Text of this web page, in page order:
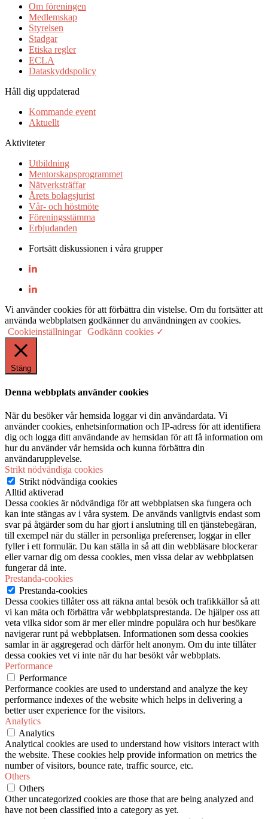
Om föreningen
Medlemskap
Styrelsen
Stadgar
Etiska regler
ECLA
Dataskyddspolicy
Håll dig uppdaterad
Kommande event
Aktuellt
Aktiviteter
Utbildning
Mentorskapsprogrammet
Nätverksträffar
Årets bolagsjurist
Vår- och höstmöte
Föreningsstämma
Erbjudanden
Fortsätt diskussionen i våra grupper
Vi använder cookies för att förbättra din vistelse. Om du fortsätter att
använda webbplatsen godkänner du användningen av cookies.
Cookieinställningar Godkänn cookies ✓
Stäng
Denna webbplats använder cookies
När du besöker vår hemsida loggar vi din användardata. Vi
använder cookies, enhetsinformation och IP-adress för att identifiera
dig och logga ditt användande av hemsidan för att få information om
hur du använder vår hemsida och kunna förbättra din
användarupplevelse.
Strikt nödvändiga cookies
Strikt nödvändiga cookies
Alltid aktiverad
Dessa cookies är nödvändiga för att webbplatsen ska fungera och
kan inte stängas av i våra system. De används vanligtvis endast som
svar på åtgärder som du har gjort i anslutning till en tjänstebegäran,
till exempel när du ställer in personliga preferenser, loggar in eller
fyller i ett formulär. Du kan ställa in så att din webbläsare blockerar
eller varnar dig om dessa cookies, men vissa delar av webbplatsen
fungerar då inte.
Prestanda-cookies
Prestanda-cookies
Dessa cookies tillåter oss att räkna antal besök och trafikkällor så att
vi kan mäta och förbättra vår webbplatsprestanda. De hjälper oss att
veta vilka sidor som är mer eller mindre populära och hur besökare
navigerar runt på webbplatsen. Informationen som dessa cookies
samlar in är aggregerad och därför helt anonym. Om du inte tillåter
dessa cookies vet vi inte när du har besökt vår webbplats.
Performance
Performance
Performance cookies are used to understand and analyze the key
performance indexes of the website which helps in delivering a
better user experience for the visitors.
Analytics
Analytics
Analytical cookies are used to understand how visitors interact with
the website. These cookies help provide information on metrics the
number of visitors, bounce rate, traffic source, etc.
Others
Others
Other uncategorized cookies are those that are being analyzed and
have not been classified into a category as yet.